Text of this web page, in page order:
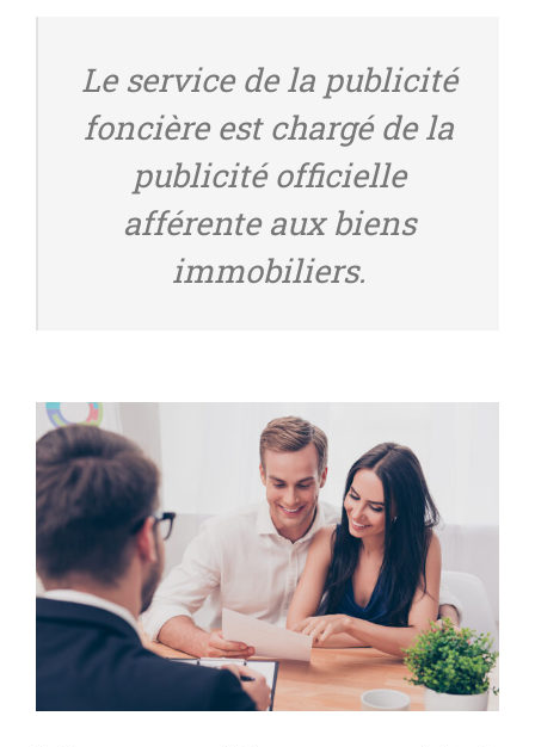
Le service de la publicité
foncière est chargé de la
publicité officielle
afférente aux biens
immobiliers.